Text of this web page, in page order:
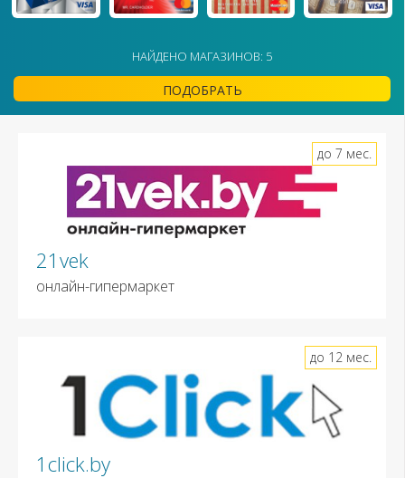
НАЙДЕНО МАГАЗИНОВ: 5
ПОДОБРАТЬ
21vek
онлайн-гипермаркет
до 7 мес.
1click.by
до 12 мес.